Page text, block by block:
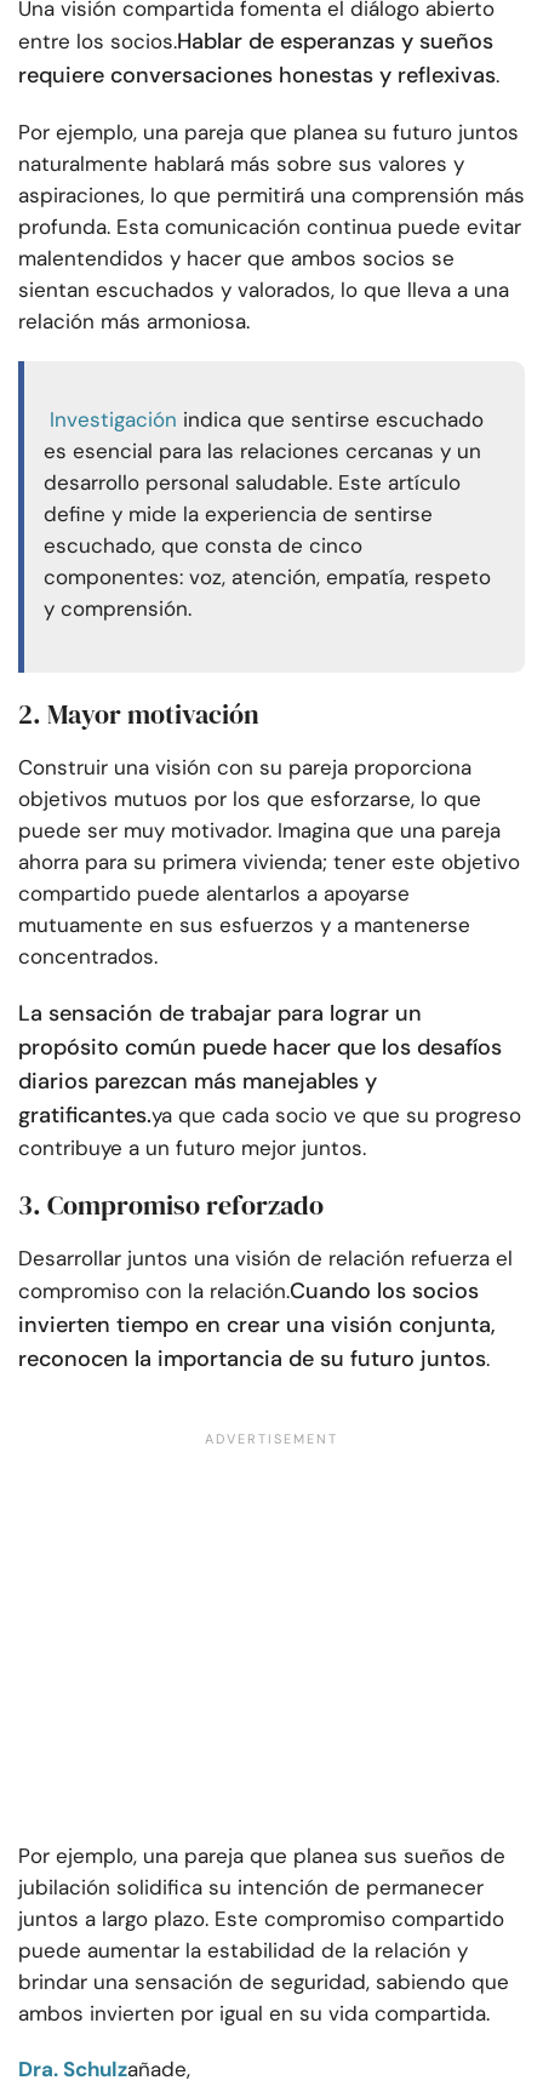
Una visión compartida fomenta el diálogo abierto
entre los socios.Hablar de esperanzas y sueños
requiere conversaciones honestas y reflexivas.
Por ejemplo, una pareja que planea su futuro juntos
naturalmente hablará más sobre sus valores y
aspiraciones, lo que permitirá una comprensión más
profunda. Esta comunicación continua puede evitar
malentendidos y hacer que ambos socios se
sientan escuchados y valorados, lo que lleva a una
relación más armoniosa.
Investigación indica que sentirse escuchado
es esencial para las relaciones cercanas y un
desarrollo personal saludable. Este artículo
define y mide la experiencia de sentirse
escuchado, que consta de cinco
componentes: voz, atención, empatía, respeto
y comprensión.
2. Mayor motivación
Construir una visión con su pareja proporciona
objetivos mutuos por los que esforzarse, lo que
puede ser muy motivador. Imagina que una pareja
ahorra para su primera vivienda; tener este objetivo
compartido puede alentarlos a apoyarse
mutuamente en sus esfuerzos y a mantenerse
concentrados.
La sensación de trabajar para lograr un
propósito común puede hacer que los desafíos
diarios parezcan más manejables y
gratificantes.ya que cada socio ve que su progreso
contribuye a un futuro mejor juntos.
3. Compromiso reforzado
Desarrollar juntos una visión de relación refuerza el
compromiso con la relación.Cuando los socios
invierten tiempo en crear una visión conjunta,
reconocen la importancia de su futuro juntos.
Por ejemplo, una pareja que planea sus sueños de
jubilación solidifica su intención de permanecer
juntos a largo plazo. Este compromiso compartido
puede aumentar la estabilidad de la relación y
brindar una sensación de seguridad, sabiendo que
ambos invierten por igual en su vida compartida.
Dra. Schulzañade,